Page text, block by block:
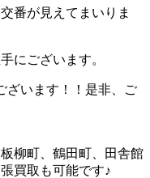
番が見えてまいりま
にございます。
ざいます！！是非、ご
柳町、鶴田町、田舎館
買取も可能です♪